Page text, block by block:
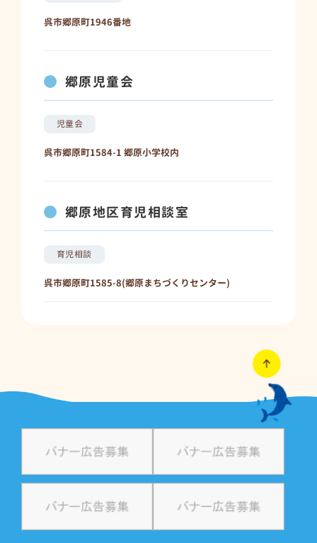
呉市郷原町1946番地
郷原児童会
児童会
呉市郷原町1584-1 郷原小学校内
郷原地区育児相談室
育児相談
呉市郷原町1585-8(郷原まちづくりセンター)